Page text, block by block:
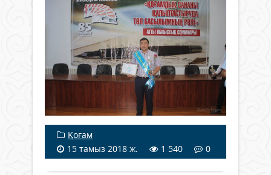
Қоғам
15 тамыз 2018 ж.
1 540 0